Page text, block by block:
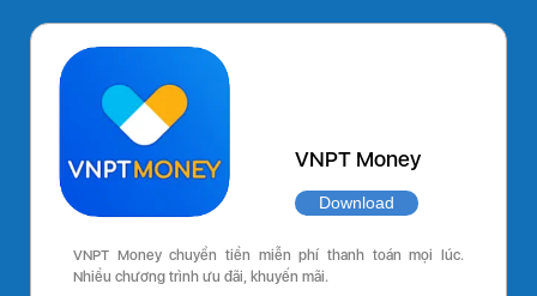
VNPT Money
Download
VNPT Money chuyển tiền miễn phí thanh toán mọi lúc.
Nhiều chương trình ưu đãi, khuyến mãi.